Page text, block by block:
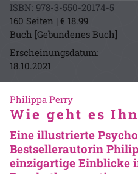
ISBN: 978-3-550-20174-5
160 Seiten | € 18.99
Buch [Gebundenes Buch]
Erscheinungsdatum:
18.10.2021
Philippa Perry
Wie geht es
Eine illustrierte
Bestsellerautorin
einzigartige Einblicke